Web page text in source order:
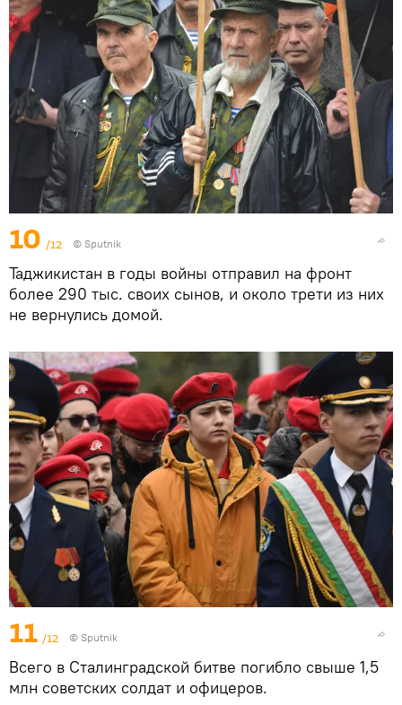
10 /12 © Sputnik
Таджикистан в годы войны отправил на фронт
более 290 тыс. своих сынов, и около трети из них
не вернулись домой.
11 /12 © Sputnik
Всего в Сталинградской битве погибло свыше 1,5
млн советских солдат и офицеров.